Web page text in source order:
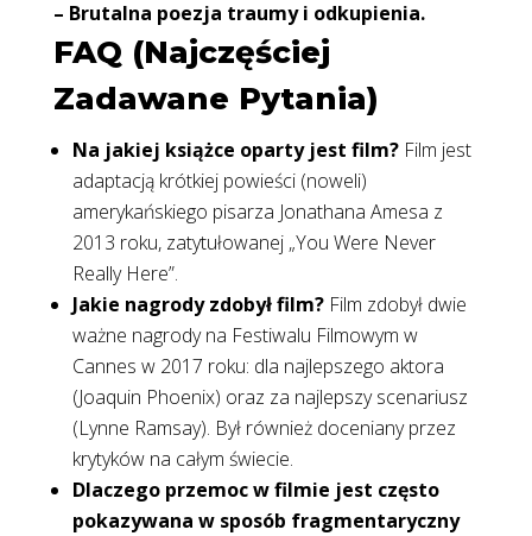
– Brutalna poezja traumy i odkupienia.
FAQ (Najczęściej
Zadawane Pytania)
Na jakiej książce oparty jest film?Film jest
adaptacją krótkiej powieści (noweli)
amerykańskiego pisarza Jonathana Amesa z
2013 roku, zatytułowanej „You Were Never
Really Here”.
Jakie nagrody zdobył film?Film zdobył dwie
ważne nagrody na Festiwalu Filmowym w
Cannes w 2017 roku: dla najlepszego aktora
(Joaquin Phoenix) oraz za najlepszy scenariusz
(Lynne Ramsay). Był również doceniany przez
krytyków na całym świecie.
Dlaczego przemoc w filmie jest często
pokazywana w sposób fragmentaryczny